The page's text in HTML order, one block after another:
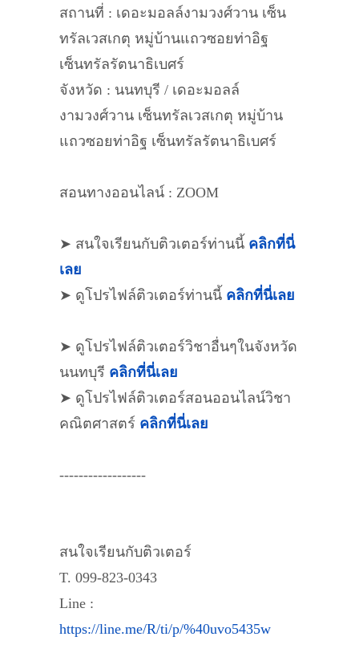
สถานที่ : เดอะมอลล์งามวงศ์วาน เซ็น
ทรัลเวสเกตุ หมู่บ้านแถวซอยท่าอิฐ
เซ็นทรัลรัตนาธิเบศร์
จังหวัด : นนทบุรี / เดอะมอลล์
งามวงศ์วาน เซ็นทรัลเวสเกตุ หมู่บ้าน
แถวซอยท่าอิฐ เซ็นทรัลรัตนาธิเบศร์
สอนทางออนไลน์ : ZOOM
➤ สนใจเรียนกับติวเตอร์ท่านนี้ คลิกที่นี่
เลย
➤ ดูโปรไฟล์ติวเตอร์ท่านนี้ คลิกที่นี่เลย
➤ ดูโปรไฟล์ติวเตอร์วิชาอื่นๆในจังหวัด
นนทบุรี คลิกที่นี่เลย
➤ ดูโปรไฟล์ติวเตอร์สอนออนไลน์วิชา
คณิตศาสตร์ คลิกที่นี่เลย
------------------
สนใจเรียนกับติวเตอร์
T. 099-823-0343
Line :
https://line.me/R/ti/p/%40uvo5435w